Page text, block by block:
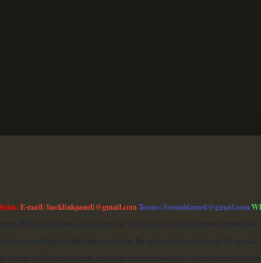
E-mail:backlinkpaneli@gmail.comTeams:forumhizmeti@gmail.com
(BTK) tarafından onaylanmış bir Yer Sağlayıcı olarak hizmet